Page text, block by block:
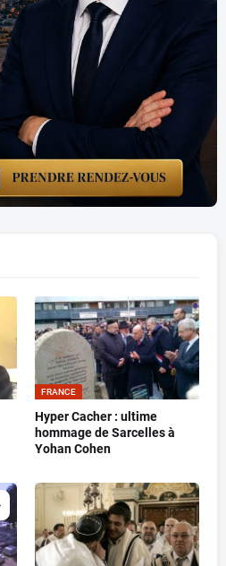
FRANCE
Hyper Cacher : ultime
hommage de Sarcelles à
Yohan Cohen